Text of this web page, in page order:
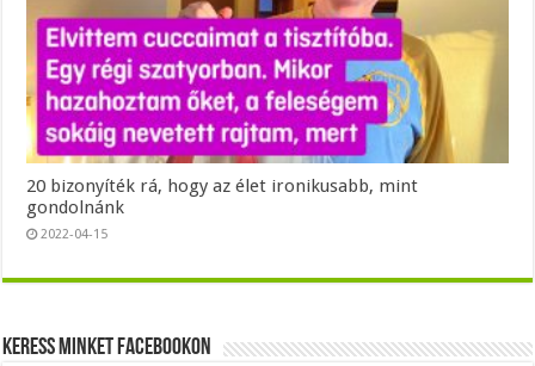
20 bizonyíték rá, hogy az élet ironikusabb, mint
gondolnánk
2022-04-15
Keress minket Facebookon